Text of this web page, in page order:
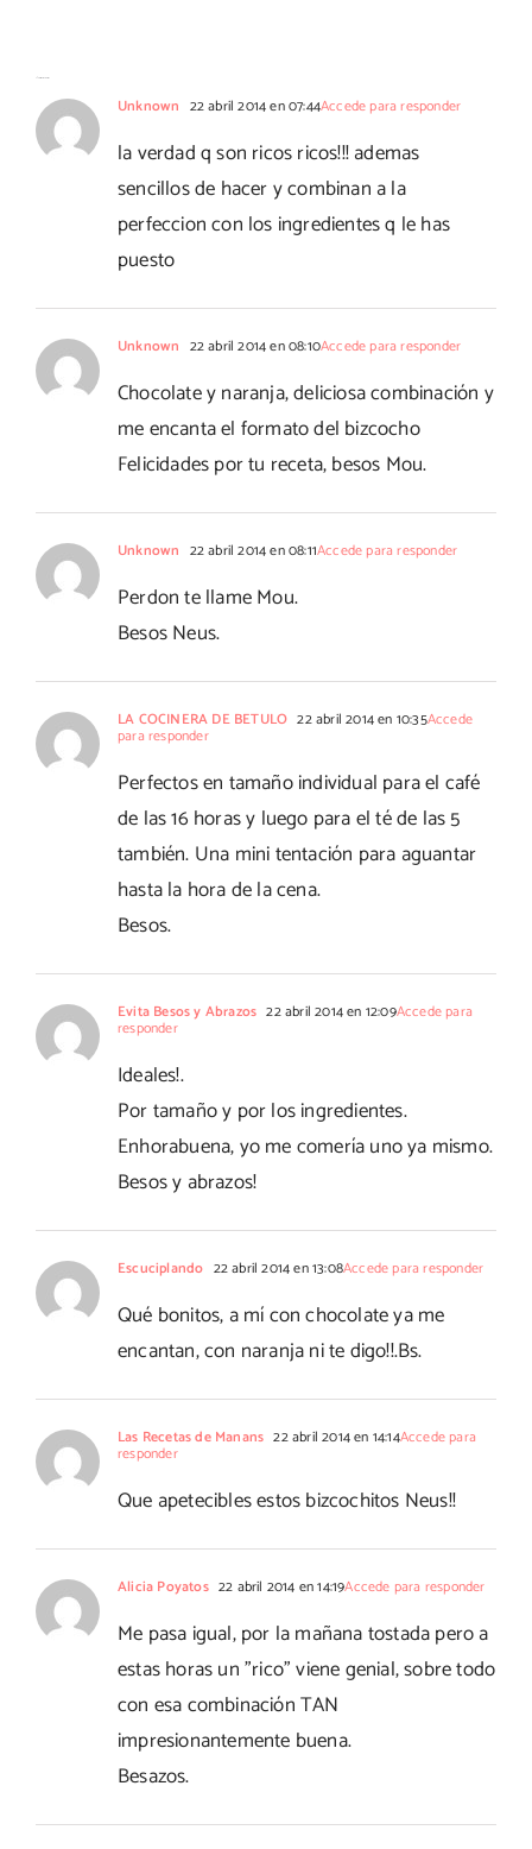
Unknown 22 abril 2014 en 07:44Accede para responder
la verdad q son ricos ricos!!! ademas
sencillos de hacer y combinan a la
perfeccion con los ingredientes q le has
puesto
Unknown 22 abril 2014 en 08:10Accede para responder
Chocolate y naranja, deliciosa combinación y
me encanta el formato del bizcocho
Felicidades por tu receta, besos Mou.
Unknown 22 abril 2014 en 08:11Accede para responder
Perdon te llame Mou.
Besos Neus.
LA COCINERA DE BETULO 22 abril 2014 en 10:35Accede
para responder
Perfectos en tamaño individual para el café
de las 16 horas y luego para el té de las 5
también. Una mini tentación para aguantar
hasta la hora de la cena.
Besos.
Evita Besos y Abrazos 22 abril 2014 en 12:09Accede para
responder
Ideales!.
Por tamaño y por los ingredientes.
Enhorabuena, yo me comería uno ya mismo.
Besos y abrazos!
Escuciplando 22 abril 2014 en 13:08Accede para responder
Qué bonitos, a mí con chocolate ya me
encantan, con naranja ni te digo!!.Bs.
Las Recetas de Manans 22 abril 2014 en 14:14Accede para
responder
Que apetecibles estos bizcochitos Neus!!
Alicia Poyatos 22 abril 2014 en 14:19Accede para responder
Me pasa igual, por la mañana tostada pero a
estas horas un "rico" viene genial, sobre todo
con esa combinación TAN
impresionantemente buena.
Besazos.